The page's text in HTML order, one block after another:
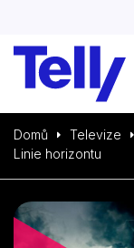
Domů Televize
Linie horizontu